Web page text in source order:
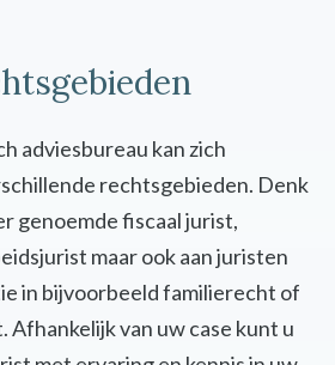
adviesbureau kan zich
rechtsgebieden. Denk
genoemde fiscaal jurist,
maar ook aan juristen
in bijvoorbeeld familierecht of
van uw case kunt u